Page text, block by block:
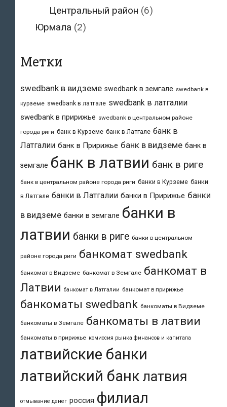
Центральный район (6)
Юрмала (2)
Метки
swedbank в видземе swedbank в земгале swedbank в
курземе swedbank в латгале swedbank в латгалии
swedbank в пририжье swedbank в центральном районе
города риги банк в Курземе банк в Латгале банк в
Латгалии банк в Пририжье банк в видземе банк в
земгале банк в латвии банк в риге
банк в центральном районе города риги банки в Курземе банки
в Латгале банки в Латгалии банки в Пририжье банки
в видземе банки в земгале банки в
латвии банки в риге банки в центральном
районе города риги банкомат swedbank
банкомат в Видземе банкомат в Земгале банкомат в
Латвии банкомат в Латгалии банкомат в пририжье
банкоматы swedbank банкоматы в Видземе
банкоматы в Земгале банкоматы в латвии
банкоматы в пририжье комиссия рынка финансов и капитала
латвийские банки
латвийский банк латвия
отмывание денег россия филиал